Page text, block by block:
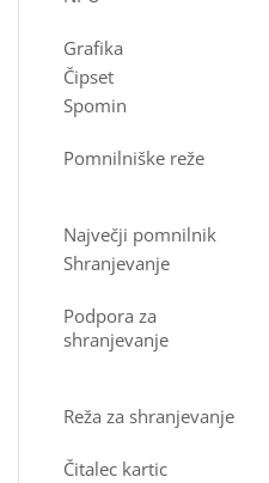
Grafika
Čipset
Spomin
Pomnilniške reže
Največji pomnilnik
Shranjevanje
Podpora za
shranjevanje
Reža za shranjevanje
Čitalec kartic